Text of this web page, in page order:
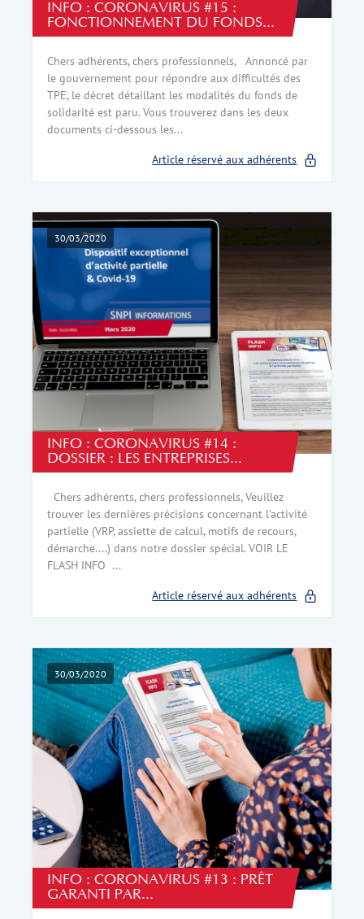
INFO : CORONAVIRUS #15 :
FONCTIONNEMENT DU FONDS...
Chers adhérents, chers professionnels, Annoncé par
le gouvernement pour répondre aux difficultés des
TPE, le décret détaillant les modalités du fonds de
solidarité est paru. Vous trouverez dans les deux
documents ci-dessous les...
Article réservé aux adhérents
30/03/2020
INFO : CORONAVIRUS #14 :
DOSSIER : LES ENTREPRISES...
Chers adhérents, chers professionnels, Veuillez
trouver les dernières précisions concernant l'activité
partielle (VRP, assiette de calcul, motifs de recours,
démarche....) dans notre dossier spécial. VOIR LE
FLASH INFO ...
Article réservé aux adhérents
30/03/2020
INFO : CORONAVIRUS #13 : PRÊT
GARANTI PAR...